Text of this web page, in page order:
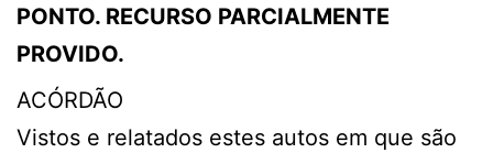
PONTO. RECURSO PARCIALMENTE
PROVIDO.
ACÓRDÃO
Vistos e relatados estes autos em que são